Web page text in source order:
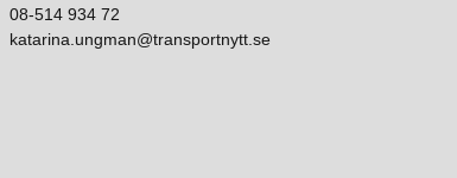
08-514 934 72
katarina.ungman@transportnytt.se